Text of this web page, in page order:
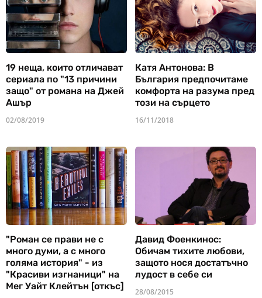
19 неща, които отличават
сериала по "13 причини
защо" от романа на Джей
Ашър
02/08/2019
Катя Антонова: В
България предпочитаме
комфорта на разума пред
този на сърцето
16/11/2018
"Роман се прави не с
много думи, а с много
голяма история" - из
"Красиви изгнаници" на
Мег Уайт Клейтън [откъс]
Давид Фоенкинос:
Обичам тихите любови,
защото нося достатъчно
лудост в себе си
28/08/2015